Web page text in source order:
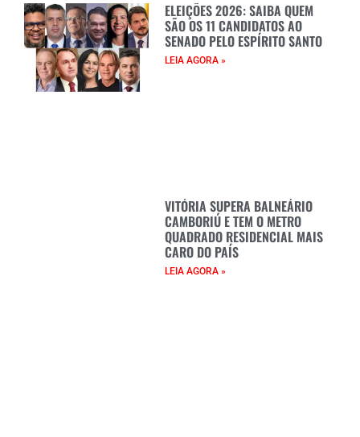
ELEIÇÕES 2026: SAIBA QUEM
SÃO OS 11 CANDIDATOS AO
SENADO PELO ESPÍRITO SANTO
LEIA AGORA »
VITÓRIA SUPERA BALNEÁRIO
CAMBORIÚ E TEM O METRO
QUADRADO RESIDENCIAL MAIS
CARO DO PAÍS
LEIA AGORA »